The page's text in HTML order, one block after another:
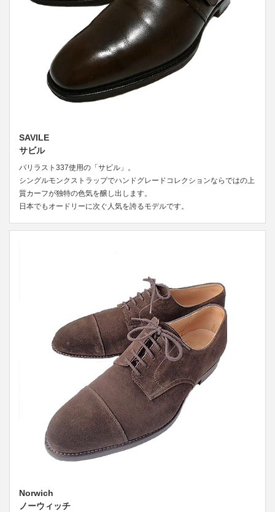
SAVILE
サビル
パリラスト337使用の「サビル」。
シングルモンクストラップでハンドグレードコレクションならではの上
質カーフが独特の色気を醸し出します。
日本でもオードリーに次ぐ人気を誇るモデルです。
Norwich
ノーウィッチ